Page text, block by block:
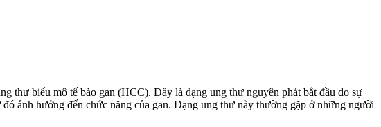
thư biểu mô tế bào gan (HCC). Đây là dạng ung thư nguyên phát bắt đầu do sự
ảnh hưởng đến chức năng của gan. Dạng ung thư này thường gặp ở những người